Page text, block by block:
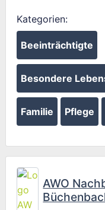
Kategorien:
Beeinträchtigte
Besondere
Familie Pflege
AWO